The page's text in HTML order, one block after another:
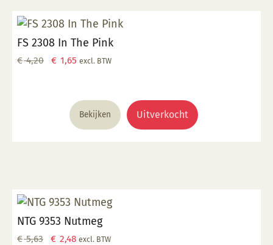
FS 2308 In The Pink
€4,20
Oorspronkelijke
€ 4,20.
€ 1,65 Huidige
€ 1,65.
excl. BTW
Bekijken Uitverkocht
NTG 9353 Nutmeg
€5,63
Oorspronkelijke
€ 2,48Huidige
excl. BTW